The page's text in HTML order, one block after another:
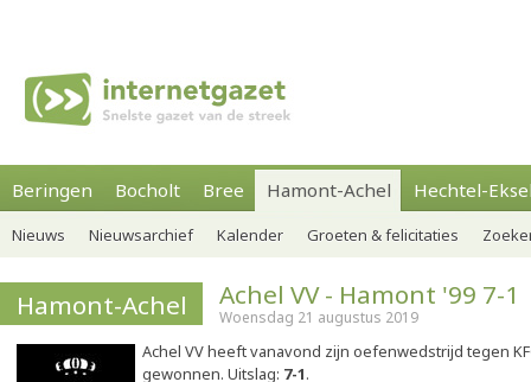
Beringen Bocholt Bree Hamont-Achel Hechtel-
Nieuws Nieuwsarchief Kalender Groeten & felicitaties
Hamont-Achel Achel VV - Hamont '99 7-1
Woensdag 21 augustus 2019
Achel VV heeft vanavond zijn oefenwedstrijd tegen
gewonnen. Uitslag: 7-1.